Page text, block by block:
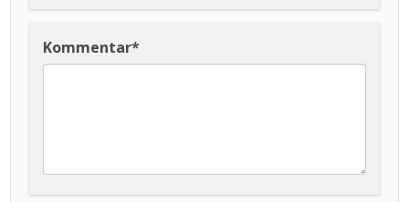
Kommentar*